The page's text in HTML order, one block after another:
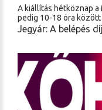
A kiállítás hétköznap
pedig 10-18 óra
Jegyár: A belépés